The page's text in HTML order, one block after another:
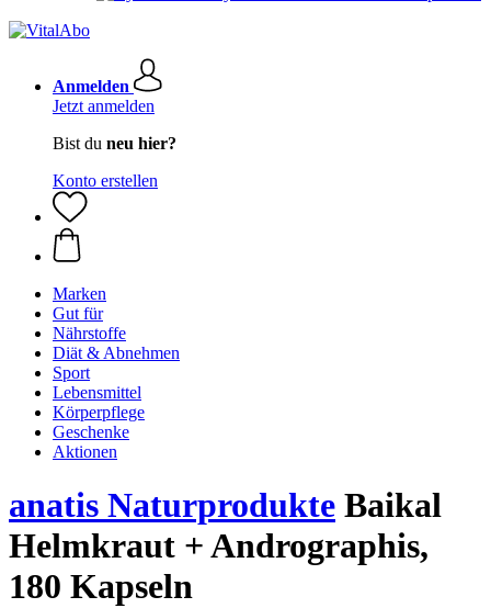
Anmelden
Jetzt anmelden
Bist du neu hier?
Konto erstellen
Marken
Gut für
Nährstoffe
Diät & Abnehmen
Sport
Lebensmittel
Körperpflege
Geschenke
Aktionen
anatis Naturprodukte Baikal
Helmkraut + Andrographis,
180 Kapseln